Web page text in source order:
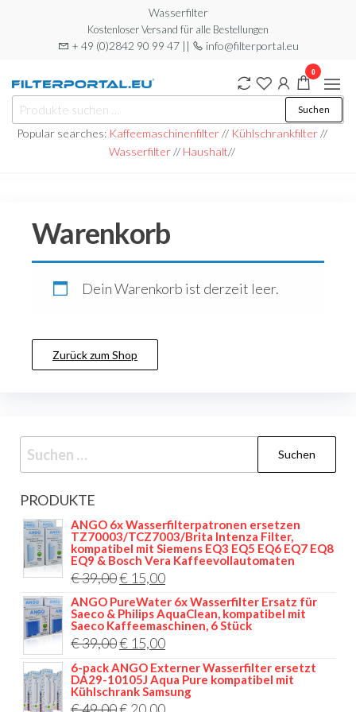
Wasserfilter
Kostenloser Versand für alle Bestellungen
+ 49 (0)2842 90 99 47 || info@filterportal.eu
Filterportal
Wasserfilter
nach:
Suchen
Popular searches: Kaffeemaschinenfilter// Kühlschrankfilter//
Wasserfilter// Haushalt//
0
Warenkorb
Dein Warenkorb ist derzeit leer.
Zurück zum Shop
Suchen
nach:
PRODUKTE
ANGO 6x Wasserfilterpatronen ersetzen
TZ70003/TCZ7003/Brita Intenza Filter,
kompatibel mit Siemens EQ3 EQ5 EQ6 EQ7 EQ8
EQ9 & Bosch Vera Kaffeevollautomaten
€39,00Ursprünglicher
Preis
war:
€ 39,00
€ 15,00Aktueller
Preis
ist:
€ 15,00.
ANGO PureWater 6x Wasserfilter Ersatz für
Saeco & Philips AquaClean, kompatibel mit
Saeco Kaffeemaschinen, 6 Stück
€39,00Ursprünglicher
Preis
war:
€ 15,00Aktueller
Preis
ist:
6-pack ANGO Externer Wasserfilter ersetzt
DA29-10105J Aqua Pure kompatibel mit
Kühlschrank Samsung
Ursprünglicher
Aktueller